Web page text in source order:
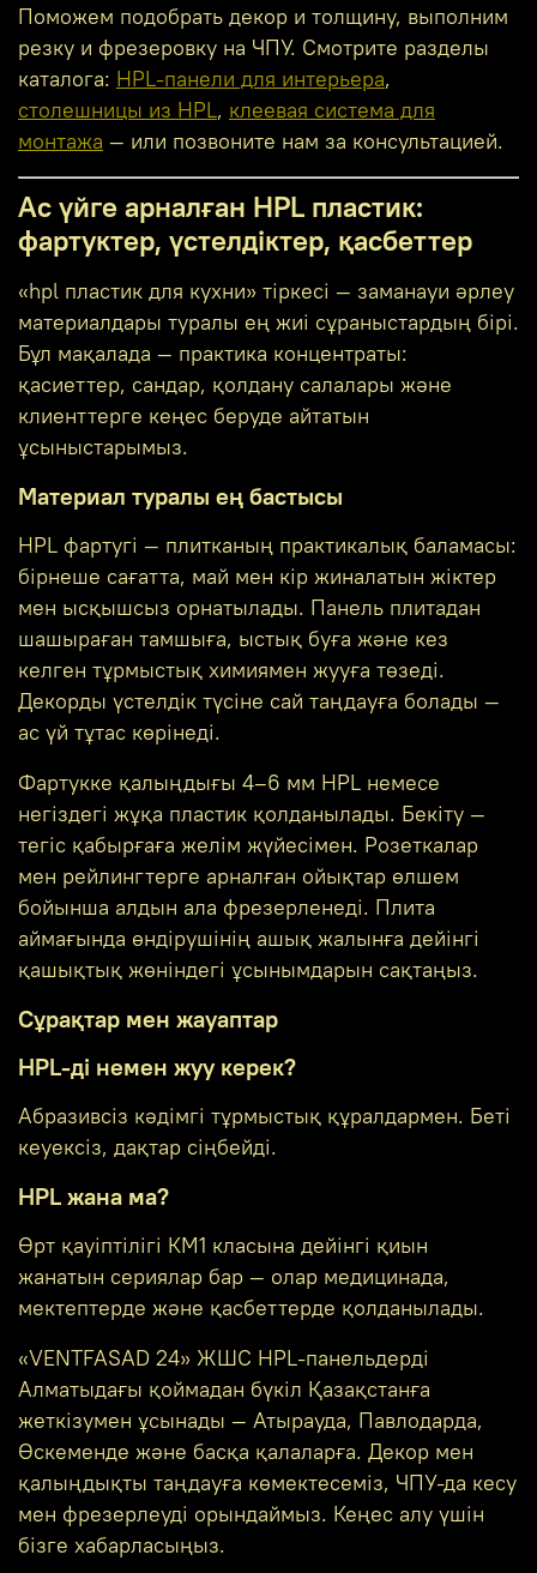
Поможем подобрать декор и толщину, выполним
резку и фрезеровку на ЧПУ. Смотрите разделы
каталога: HPL-панели для интерьера,
столешницы из HPL, клеевая система для
монтажа — или позвоните нам за консультацией.
Ас үйге арналған HPL пластик:
фартуктер, үстелдіктер, қасбеттер
«hpl пластик для кухни» тіркесі — заманауи әрлеу
материалдары туралы ең жиі сұраныстардың бірі.
Бұл мақалада — практика концентраты:
қасиеттер, сандар, қолдану салалары және
клиенттерге кеңес беруде айтатын
ұсыныстарымыз.
Материал туралы ең бастысы
HPL фартугі — плитканың практикалық баламасы:
бірнеше сағатта, май мен кір жиналатын жіктер
мен ысқышсыз орнатылады. Панель плитадан
шашыраған тамшыға, ыстық буға және кез
келген тұрмыстық химиямен жууға төзеді.
Декорды үстелдік түсіне сай таңдауға болады —
ас үй тұтас көрінеді.
Фартукке қалыңдығы 4–6 мм HPL немесе
негіздегі жұқа пластик қолданылады. Бекіту —
тегіс қабырғаға желім жүйесімен. Розеткалар
мен рейлингтерге арналған ойықтар өлшем
бойынша алдын ала фрезерленеді. Плита
аймағында өндірушінің ашық жалынға дейінгі
қашықтық жөніндегі ұсынымдарын сақтаңыз.
Сұрақтар мен жауаптар
HPL-ді немен жуу керек?
Абразивсіз кәдімгі тұрмыстық құралдармен. Беті
кеуексіз, дақтар сіңбейді.
HPL жана ма?
Өрт қауіптілігі КМ1 класына дейінгі қиын
жанатын сериялар бар — олар медицинада,
мектептерде және қасбеттерде қолданылады.
«VENTFASAD 24» ЖШС HPL-панельдерді
Алматыдағы қоймадан бүкіл Қазақстанға
жеткізумен ұсынады — Атырауда, Павлодарда,
Өскеменде және басқа қалаларға. Декор мен
қалыңдықты таңдауға көмектесеміз, ЧПУ-да кесу
мен фрезерлеуді орындаймыз. Кеңес алу үшін
бізге хабарласыңыз.